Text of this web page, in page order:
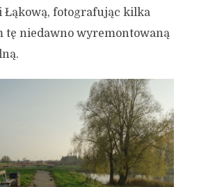
Łąkową, fotografując kilka
tę niedawno wyremontowaną